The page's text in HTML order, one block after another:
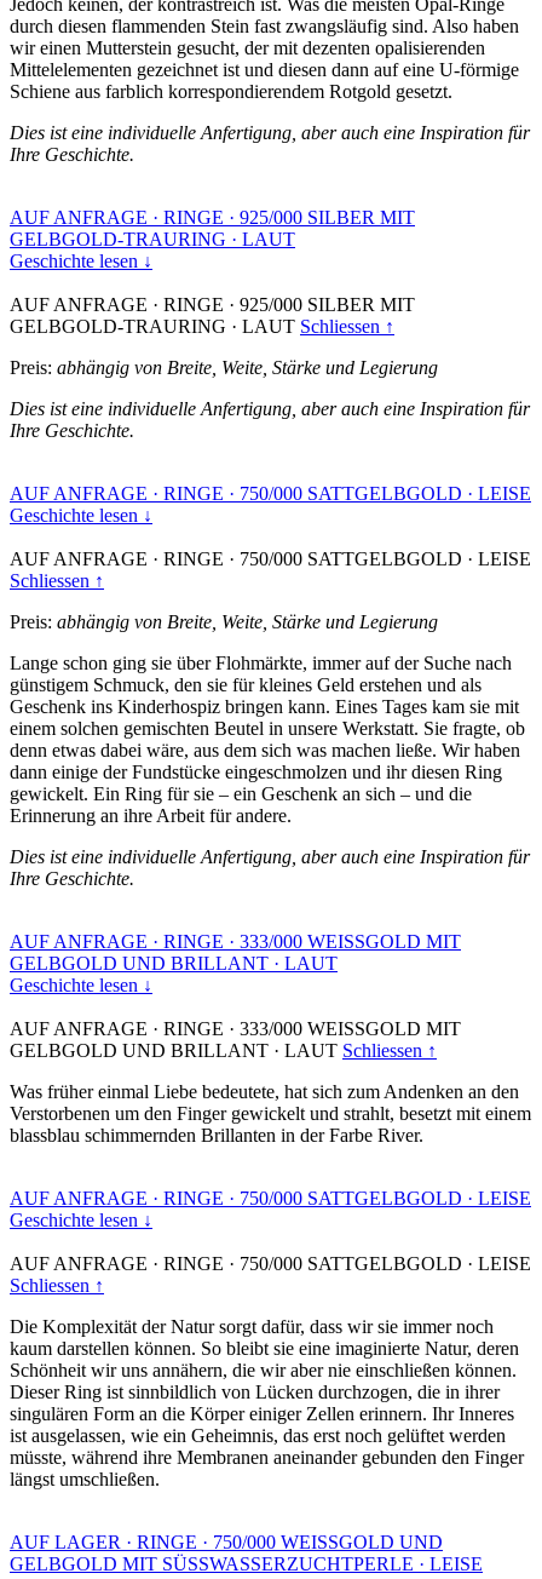
durch diesen flammenden Stein fast zwangsläufig sind. Also haben
wir einen Mutterstein gesucht, der mit dezenten opalisierenden
Mittelelementen gezeichnet ist und diesen dann auf eine U-förmige
Schiene aus farblich korrespondierendem Rotgold gesetzt.
Dies ist eine individuelle Anfertigung, aber auch eine Inspiration für
Ihre Geschichte.
AUF ANFRAGE · RINGE · 925/000 SILBER MIT
GELBGOLD-TRAURING · LAUT
Geschichte lesen ↓
AUF ANFRAGE · RINGE · 925/000 SILBER MIT
GELBGOLD-TRAURING · LAUT Schliessen ↑
Preis: abhängig von Breite, Weite, Stärke und Legierung
Dies ist eine individuelle Anfertigung, aber auch eine Inspiration für
Ihre Geschichte.
AUF ANFRAGE · RINGE · 750/000 SATTGELBGOLD · LEISE
Geschichte lesen ↓
AUF ANFRAGE · RINGE · 750/000 SATTGELBGOLD · LEISE
Schliessen ↑
Preis: abhängig von Breite, Weite, Stärke und Legierung
Lange schon ging sie über Flohmärkte, immer auf der Suche nach
günstigem Schmuck, den sie für kleines Geld erstehen und als
Geschenk ins Kinderhospiz bringen kann. Eines Tages kam sie mit
einem solchen gemischten Beutel in unsere Werkstatt. Sie fragte, ob
denn etwas dabei wäre, aus dem sich was machen ließe. Wir haben
dann einige der Fundstücke eingeschmolzen und ihr diesen Ring
gewickelt. Ein Ring für sie – ein Geschenk an sich – und die
Erinnerung an ihre Arbeit für andere.
Dies ist eine individuelle Anfertigung, aber auch eine Inspiration für
Ihre Geschichte.
AUF ANFRAGE · RINGE · 333/000 WEISSGOLD MIT
GELBGOLD UND BRILLANT · LAUT
Geschichte lesen ↓
AUF ANFRAGE · RINGE · 333/000 WEISSGOLD MIT
GELBGOLD UND BRILLANT · LAUT Schliessen ↑
Was früher einmal Liebe bedeutete, hat sich zum Andenken an den
Verstorbenen um den Finger gewickelt und strahlt, besetzt mit einem
blassblau schimmernden Brillanten in der Farbe River.
AUF ANFRAGE · RINGE · 750/000 SATTGELBGOLD · LEISE
Geschichte lesen ↓
AUF ANFRAGE · RINGE · 750/000 SATTGELBGOLD · LEISE
Schliessen ↑
Die Komplexität der Natur sorgt dafür, dass wir sie immer noch
kaum darstellen können. So bleibt sie eine imaginierte Natur, deren
Schönheit wir uns annähern, die wir aber nie einschließen können.
Dieser Ring ist sinnbildlich von Lücken durchzogen, die in ihrer
singulären Form an die Körper einiger Zellen erinnern. Ihr Inneres
ist ausgelassen, wie ein Geheimnis, das erst noch gelüftet werden
müsste, während ihre Membranen aneinander gebunden den Finger
längst umschließen.
AUF LAGER · RINGE · 750/000 WEISSGOLD UND
GELBGOLD MIT SÜSSWASSERZUCHTPERLE · LEISE